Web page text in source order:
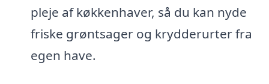
pleje af køkkenhaver, så du kan nyde
friske grøntsager og krydderurter fra
egen have.